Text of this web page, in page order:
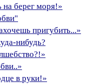
берег моря!»
пригубить...»
нибудь?
в руки!»